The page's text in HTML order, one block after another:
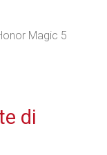
Magic 5
di